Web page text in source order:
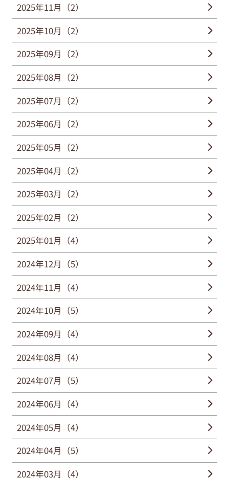
2025年11月（2）
2025年10月（2）
2025年09月（2）
2025年08月（2）
2025年07月（2）
2025年06月（2）
2025年05月（2）
2025年04月（2）
2025年03月（2）
2025年02月（2）
2025年01月（4）
2024年12月（5）
2024年11月（4）
2024年10月（5）
2024年09月（4）
2024年08月（4）
2024年07月（5）
2024年06月（4）
2024年05月（4）
2024年04月（5）
2024年03月（4）